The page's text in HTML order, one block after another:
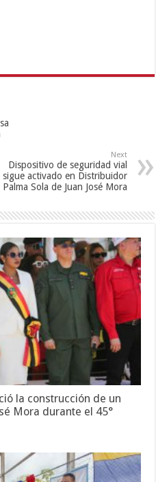
Next
Dispositivo de seguridad vial
sigue activado en Distribuidor
Palma Sola de Juan José Mora
la construcción de un
Mora durante el 45°